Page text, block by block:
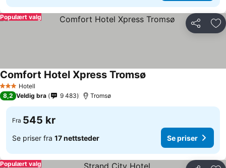
Del
Populært valg
3 StjernerHotell
Comfort Hotel Xpress Tromsø
8,2 Veldig bra 9 483 Tromsø
Fra 545 kr
Se priser fra 17 nettsteder Se priser
Populært valg